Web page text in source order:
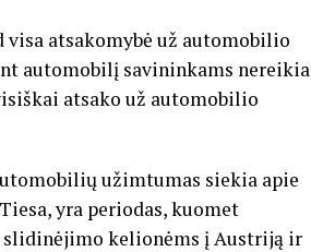
atsakomybė už automobilio
automobilį savininkams nereikia
atsako už automobilio
užimtumas siekia apie
yra periodas, kuomet
slidinėjimo kelionėms į Austriją ir